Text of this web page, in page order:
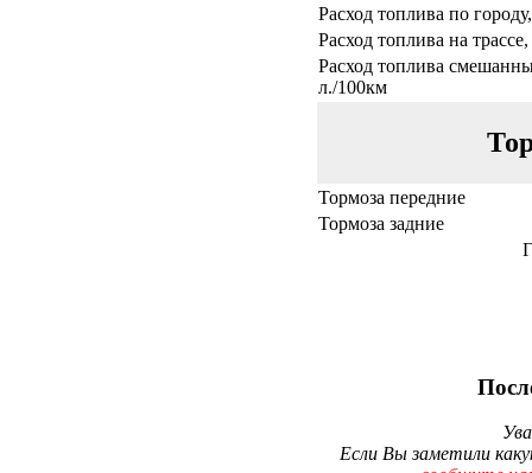
Расход топлива по
Расход топлива на
Расход топлива
л./100км
Тормоза передние
Тормоза задние
Если Вы заметили